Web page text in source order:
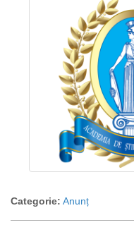
Categorie: Anunț